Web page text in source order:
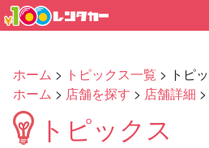
ホーム > トピックス一覧 > トピ
ホーム > 店舗を探す > 店舗詳細
トピックス